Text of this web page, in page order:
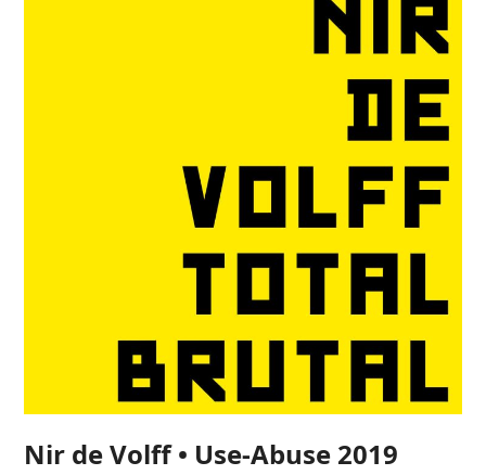
Nir de Volff • Use-Abuse 2019